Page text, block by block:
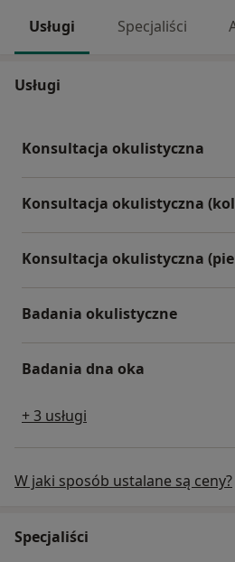
Usługi Specjaliści
Usługi
Konsultacja okulistyczna
Konsultacja okulistyczna
Konsultacja okulistyczna
Badania okulistyczne
Badania dna oka
+ 3 usługi
W jaki sposób ustalane są ceny?
Specjaliści